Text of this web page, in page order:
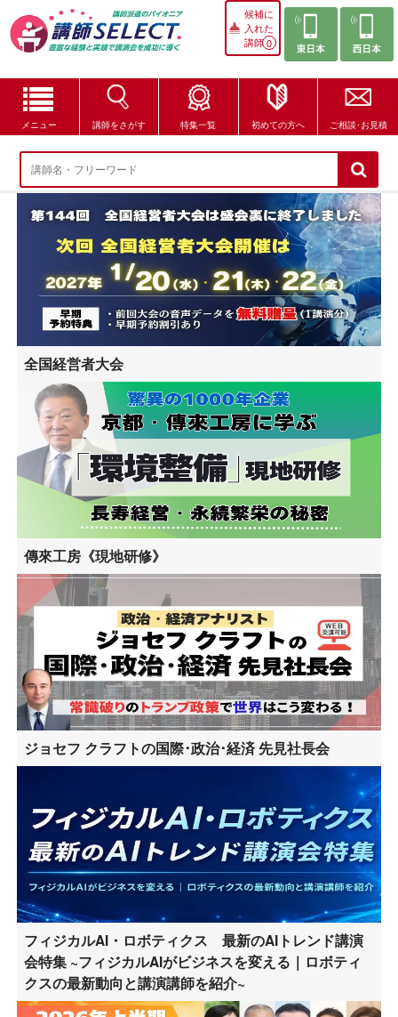
候補に
入れた
講師0
メニュー 講師をさがす 特集一覧 初めての方へ ご相談･お見積
講師をさがす
特集一覧
講師セレクトが選ばれる理由
ブログ・コラム
はじめての方へ
ご相談・お見積
全国経営者大会
傳來工房《現地研修》
ジョセフ クラフトの国際･政治･経済 先見社長会
フィジカルAI・ロボティクス 最新のAIトレンド講演
会特集 ~フィジカルAIがビジネスを変える｜ロボティ
クスの最新動向と講演講師を紹介~